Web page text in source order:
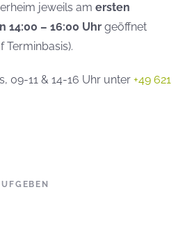
jeweils am ersten
14:00 – 16:00 Uhr geöffnet
Terminbasis).
09-11 & 14-16 Uhr unter +49 621